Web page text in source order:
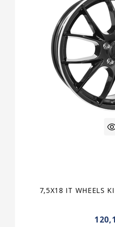
7,5X18 IT WHEELS